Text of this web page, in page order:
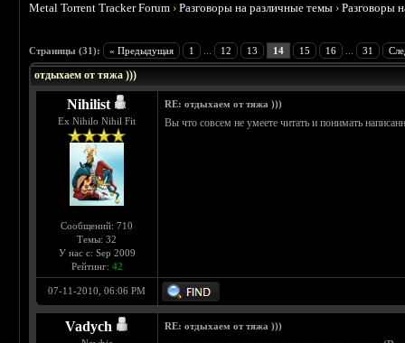
Metal Torrent Tracker Forum ›Разговоры на различные темы ›Разговоры
Страницы (31): « Предыдущая 1 12 13 14 15 16 31
отдыхаем от тяжа )))
Nihilist
Ex Nihilo Nihil Fit
Сообщений: 710
Темы: 32
У нас с: Sep 2009
Рейтинг: 42
RE: отдыхаем от тяжа )))
Вы что совсем не умеете читать и понимать
07-11-2010, 06:06 PM
Vadych RE: отдыхаем от тяжа )))